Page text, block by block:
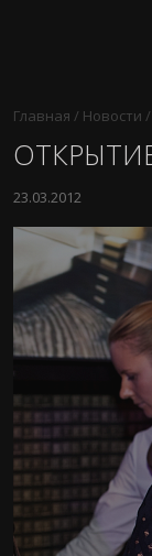
Главная / Новости /
23.03.2012